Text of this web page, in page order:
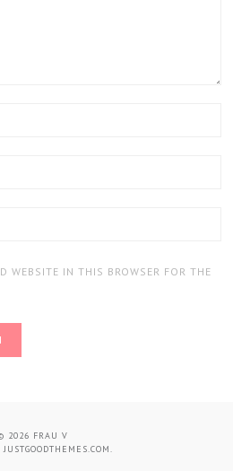
WEBSITE IN THIS BROWSER FOR THE
2026 FRAU V
JUSTGOODTHEMES.COM